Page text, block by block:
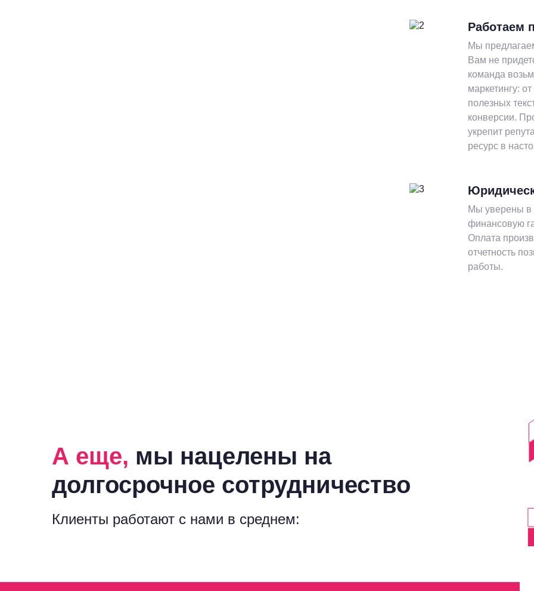
Работаем
Мы
Вам не
команда
маркетингу:
полезных
конверсии.
укрепит
ресурс в
Мы уверены в
финансовую
Оплата
отчетность
работы.
А еще, мы нацелены на
долгосрочное сотрудничество
Клиенты работают с нами в среднем: